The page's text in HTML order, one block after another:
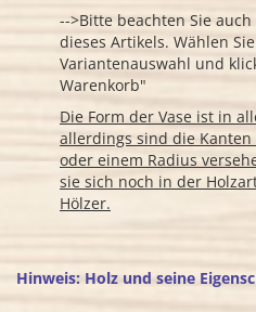
-->Bitte beachten Sie
dieses Artikels. Wählen
Variantenauswahl und
Warenkorb"
Die Form der Vase ist in
allerdings sind die
oder einem Radius
sie sich noch in der
Hölzer.
Hinweis: Holz und seine